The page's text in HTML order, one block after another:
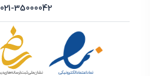
021-35000042 |